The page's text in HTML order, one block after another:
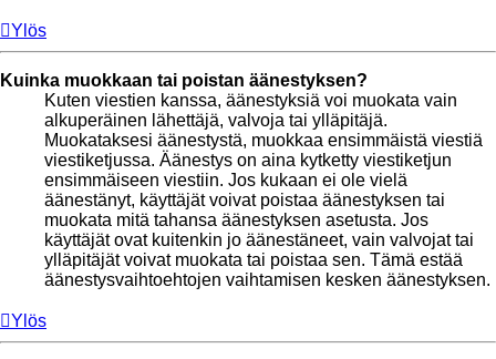
Ylös
Kuinka muokkaan tai poistan äänestyksen?
Kuten viestien kanssa, äänestyksiä voi muokata vain
alkuperäinen lähettäjä, valvoja tai ylläpitäjä.
Muokataksesi äänestystä, muokkaa ensimmäistä viestiä
viestiketjussa. Äänestys on aina kytketty viestiketjun
ensimmäiseen viestiin. Jos kukaan ei ole vielä
äänestänyt, käyttäjät voivat poistaa äänestyksen tai
muokata mitä tahansa äänestyksen asetusta. Jos
käyttäjät ovat kuitenkin jo äänestäneet, vain valvojat tai
ylläpitäjät voivat muokata tai poistaa sen. Tämä estää
äänestysvaihtoehtojen vaihtamisen kesken äänestyksen.
Ylös